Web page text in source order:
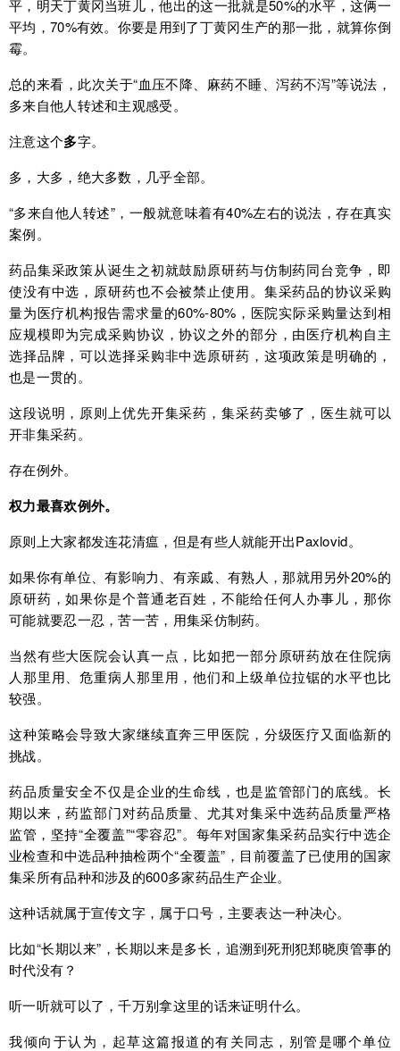
平，明天丁黄冈当班儿，他出的这一批就是50%的水平，这俩一
平均，70%有效。你要是用到了丁黄冈生产的那一批，就算你倒
霉。
总的来看，此次关于“血压不降、麻药不睡、泻药不泻”等说法，
多来自他人转述和主观感受。
注意这个多字。
多，大多，绝大多数，几乎全部。
“多来自他人转述”，一般就意味着有40%左右的说法，存在真实
案例。
药品集采政策从诞生之初就鼓励原研药与仿制药同台竞争，即
使没有中选，原研药也不会被禁止使用。集采药品的协议采购
量为医疗机构报告需求量的60%-80%，医院实际采购量达到相
应规模即为完成采购协议，协议之外的部分，由医疗机构自主
选择品牌，可以选择采购非中选原研药，这项政策是明确的，
也是一贯的。
这段说明，原则上优先开集采药，集采药卖够了，医生就可以
开非集采药。
存在例外。
权力最喜欢例外。
原则上大家都发连花清瘟，但是有些人就能开出Paxlovid。
如果你有单位、有影响力、有亲戚、有熟人，那就用另外20%的
原研药，如果你是个普通老百姓，不能给任何人办事儿，那你
可能就要忍一忍，苦一苦，用集采仿制药。
当然有些大医院会认真一点，比如把一部分原研药放在住院病
人那里用、危重病人那里用，他们和上级单位拉锯的水平也比
较强。
这种策略会导致大家继续直奔三甲医院，分级医疗又面临新的
挑战。
药品质量安全不仅是企业的生命线，也是监管部门的底线。长
期以来，药监部门对药品质量、尤其对集采中选药品质量严格
监管，坚持“全覆盖”“零容忍”。每年对国家集采药品实行中选企
业检查和中选品种抽检两个“全覆盖”，目前覆盖了已使用的国家
集采所有品种和涉及的600多家药品生产企业。
这种话就属于宣传文字，属于口号，主要表达一种决心。
比如“长期以来”，长期以来是多长，追溯到死刑犯郑晓庾管事的
时代没有？
听一听就可以了，千万别拿这里的话来证明什么。
我倾向于认为，起草这篇报道的有关同志，别管是哪个单位